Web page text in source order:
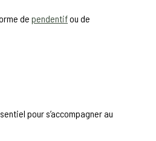
dependentifou de
pour s’accompagner au